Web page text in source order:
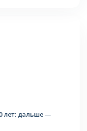
лет: дальше —